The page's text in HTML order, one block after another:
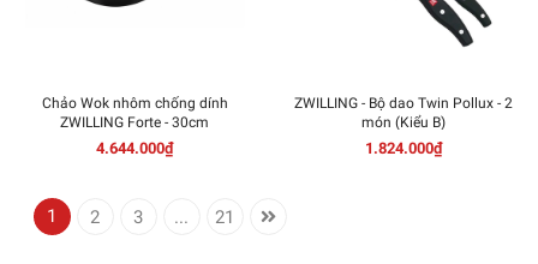
Chảo Wok nhôm chống dính
ZWILLING Forte - 30cm
4.644.000₫
ZWILLING - Bộ dao Twin Pollux - 2
món (Kiểu B)
1.824.000₫
1 2 3 ... 21